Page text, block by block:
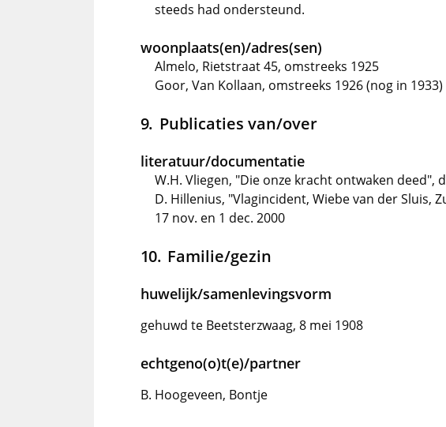
steeds had ondersteund.
woonplaats(en)/adres(sen)
Almelo, Rietstraat 45, omstreeks 1925
Goor, Van Kollaan, omstreeks 1926 (nog in 1933)
Publicaties van/over
literatuur/documentatie
W.H. Vliegen, "Die onze kracht ontwaken deed",
D. Hillenius, "Vlagincident, Wiebe van der Sluis,
17 nov. en 1 dec. 2000
Familie/gezin
huwelijk/samenlevingsvorm
gehuwd te Beetsterzwaag, 8 mei 1908
echtgeno(o)t(e)/partner
B. Hoogeveen, Bontje